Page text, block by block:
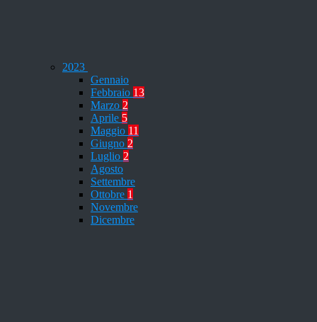
2023
Gennaio
Febbraio 13
Marzo 2
Aprile 5
Maggio 11
Giugno 2
Luglio 2
Agosto
Settembre
Ottobre 1
Novembre
Dicembre